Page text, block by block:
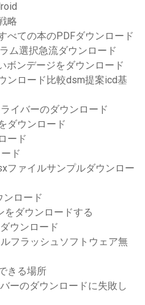
略
べての本のPDFダウンロード
ム選択急流ダウンロード
ボンデージをダウンロード
ンロード比較dsm提案icd基
イバーのダウンロード
ダウンロード
ード
ド
ファイルサンプルダウンロー
ンロード
をダウンロードする
ウンロード
フラッシュソフトウェア無
きる場所
ーのダウンロードに失敗し